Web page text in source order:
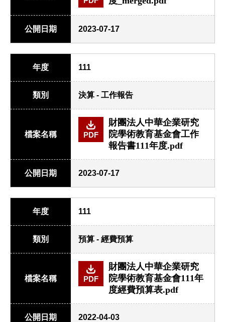
公開日期 2023-07-17
年度 111
類別 決算 - 工作報告
檔案名稱 PDF
財團法人中華企業研究
院學術教育基金會工作
報告書111年度.pdf
公開日期 2023-07-17
年度 111
類別 預算 - 經費預算
檔案名稱 PDF
財團法人中華企業研究
院學術教育基金會111年
度經費預算表.pdf
公開日期 2022-04-03